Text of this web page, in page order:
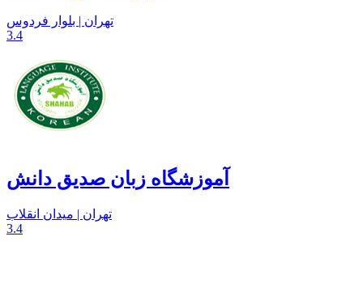
تهران | بلوار فردوس
3.4
آموزشگاه زبان صدیق دانش
تهران | میدان انقلاب
3.4